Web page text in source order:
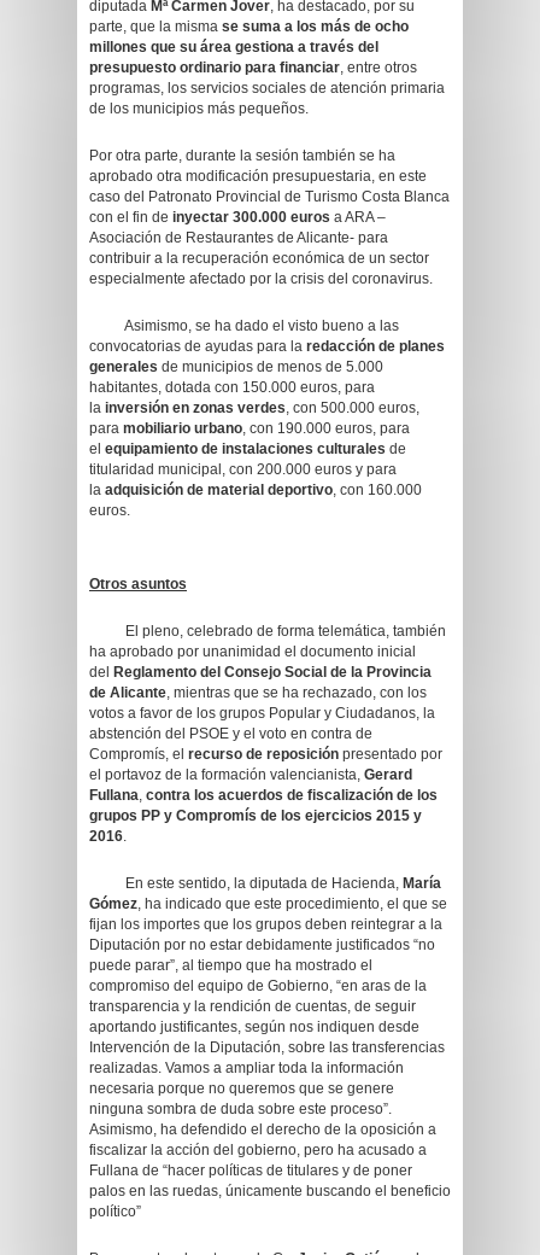
diputada Mª Carmen Jover, ha destacado, por su
parte, que la misma se suma a los más de ocho
millones que su área gestiona a través del
presupuesto ordinario para financiar, entre otros
programas, los servicios sociales de atención primaria
de los municipios más pequeños.
Por otra parte, durante la sesión también se ha
aprobado otra modificación presupuestaria, en este
caso del Patronato Provincial de Turismo Costa Blanca
con el fin de inyectar 300.000 euros a ARA –
Asociación de Restaurantes de Alicante- para
contribuir a la recuperación económica de un sector
especialmente afectado por la crisis del coronavirus.
Asimismo, se ha dado el visto bueno a las
convocatorias de ayudas para la redacción de planes
generales de municipios de menos de 5.000
habitantes, dotada con 150.000 euros, para
la inversión en zonas verdes, con 500.000 euros,
para mobiliario urbano, con 190.000 euros, para
el equipamiento de instalaciones culturales de
titularidad municipal, con 200.000 euros y para
la adquisición de material deportivo, con 160.000
euros.
Otros asuntos
El pleno, celebrado de forma telemática, también
ha aprobado por unanimidad el documento inicial
del
Reglamento del Consejo Social de la Provincia
de Alicante, mientras que se ha rechazado, con los
votos a favor de los grupos Popular y Ciudadanos, la
abstención del PSOE y el voto en contra de
Compromís, el recurso de reposición presentado por
el portavoz de la formación valencianista, Gerard
Fullana, contra los acuerdos de fiscalización de los
grupos PP y Compromís de los ejercicios 2015 y
2016.
En este sentido, la diputada de Hacienda, María
Gómez, ha indicado que este procedimiento, el que se
fijan los importes que los grupos deben reintegrar a la
Diputación por no estar debidamente justificados “no
puede parar”, al tiempo que ha mostrado el
compromiso del equipo de Gobierno, “en aras de la
transparencia y la rendición de cuentas, de seguir
aportando justificantes, según nos indiquen desde
Intervención de la Diputación, sobre las transferencias
realizadas. Vamos a ampliar toda la información
necesaria porque no queremos que se genere
ninguna sombra de duda sobre este proceso”.
Asimismo, ha defendido el derecho de la oposición a
fiscalizar la acción del gobierno, pero ha acusado a
Fullana de “hacer políticas de titulares y de poner
palos en las ruedas, únicamente buscando el beneficio
político”